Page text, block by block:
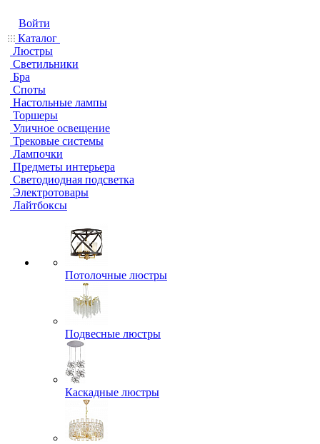
Войти
Каталог
Люстры
Светильники
Бра
Споты
Настольные лампы
Торшеры
Уличное освещение
Трековые системы
Лампочки
Предметы интерьера
Светодиодная подсветка
Электротовары
Лайтбоксы
Потолочные люстры
Подвесные люстры
Каскадные люстры